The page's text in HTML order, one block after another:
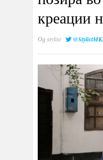
креации
Одstylist